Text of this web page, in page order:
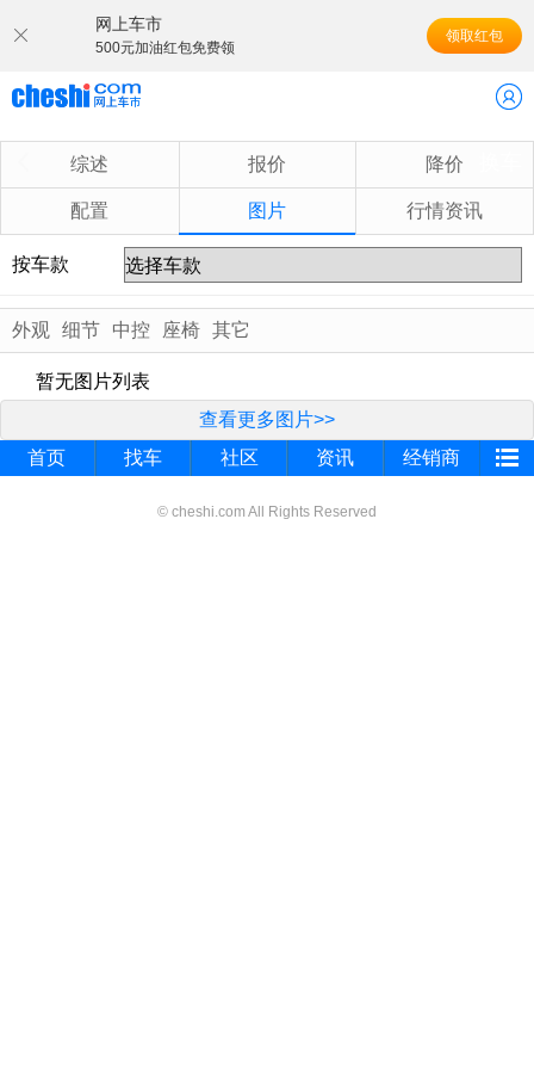
网上车市
500元加油红包免费领
领取红包
综述 报价 降价
配置 图片 行情资讯
按车款
外观 细节 中控 座椅 其它
暂无图片列表
查看更多图片>>
首页
找车 社区 资讯 经销商
© cheshi.com All Rights Reserved